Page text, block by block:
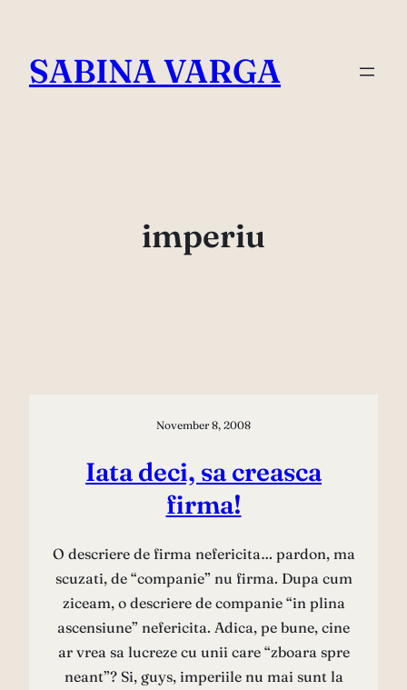
content
SABINA VARGA
imperiu
November 8, 2008
Iata deci, sa creasca
firma!
O descriere de firma nefericita… pardon, ma
scuzati, de “companie” nu firma. Dupa cum
ziceam, o descriere de companie “in plina
ascensiune” nefericita. Adica, pe bune, cine
ar vrea sa lucreze cu unii care “zboara spre
neant”? Si, guys, imperiile nu mai sunt la